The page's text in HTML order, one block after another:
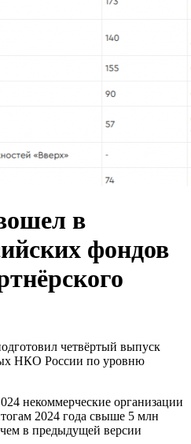
в
фондов
четвёртый выпуск
НКО России по уровню
некоммерческие организации
2024 года свыше 5 млн
в предыдущей версии